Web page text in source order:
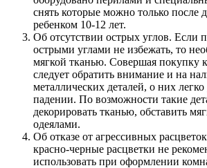
снять которые можно только после
ребенком 10-12 лет.
Об отсутствии острых углов. Если
острыми углами не избежать, то
мягкой тканью. Совершая покупку
следует обратить внимание и на
металлических деталей, о них легко
падении. По возможности такие
декорировать тканью, обставить
одеялами.
Об отказе от агрессивных
красно-черные расцветки не
использовать при оформлении